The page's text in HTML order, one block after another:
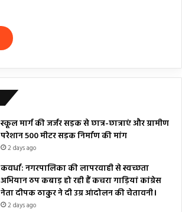
स्कूल मार्ग की जर्जर सड़क से छात्र-छात्राएं और ग्रामीण
परेशान 500 मीटर सड़क निर्माण की मांग
2 days ago
कवर्धा: नगरपालिका की लापरवाही से स्वच्छता
अभियान ठप कबाड़ हो रही हैं कचरा गाड़ियां कांग्रेस
नेता दीपक ठाकुर ने दी उग्र आंदोलन की चेतावनी।
2 days ago